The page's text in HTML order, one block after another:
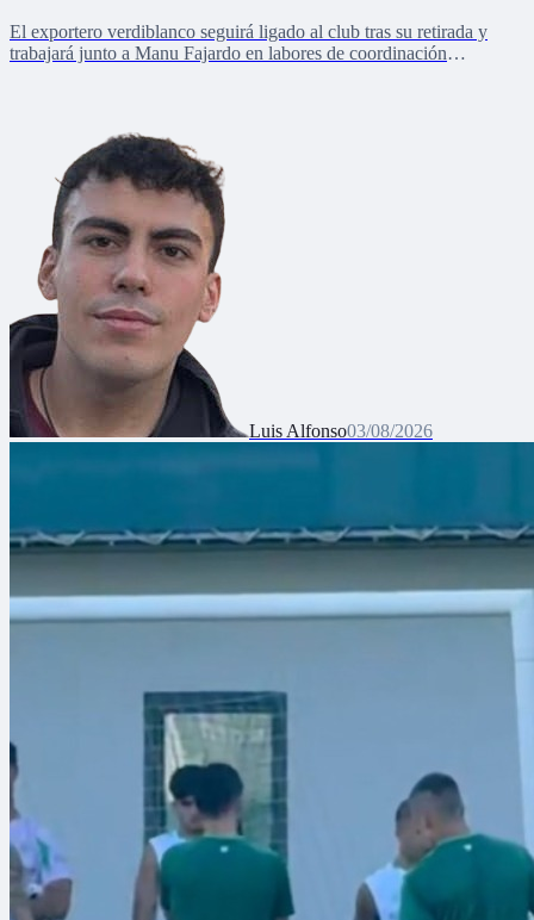
El exportero verdiblanco seguirá ligado al club tras su retirada y
trabajará junto a Manu Fajardo en labores de coordinación
Luis Alfonso03/08/2026